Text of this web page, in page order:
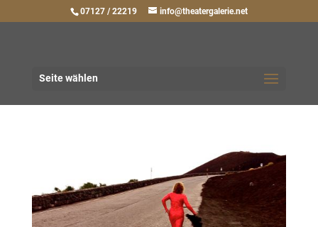
07127 / 22219 info@theatergalerie.net
Seite wählen